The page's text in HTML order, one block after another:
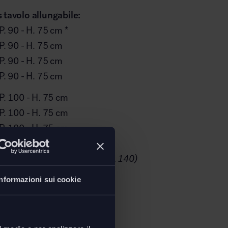
sui cookie
tavolo allungabile:
90 - H. 75 cm *
90 - H. 75 cm
90 - H. 75 cm
90 - H. 75 cm
100 - H. 75 cm
100 - H. 75 cm
100 - H. 75 cm
52 cm (*41 cm per piano L 140)